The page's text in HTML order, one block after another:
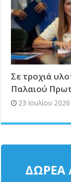
Σε τροχιά
Παλαιού
23 Ιουλίου 2026
ΔΩΡΕΑ